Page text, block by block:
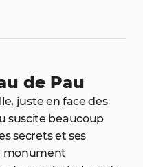
de Pau
juste en face des
suscite beaucoup
secrets et ses
monument